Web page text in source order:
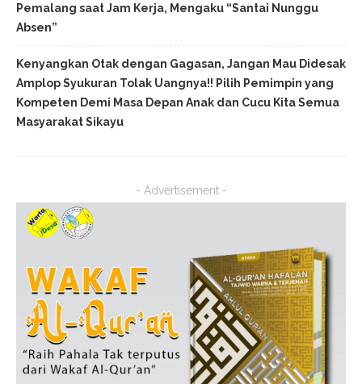
Pemalang saat Jam Kerja, Mengaku “Santai Nunggu
Absen”
Kenyangkan Otak dengan Gagasan, Jangan Mau Didesak
Amplop Syukuran Tolak Uangnya!! Pilih Pemimpin yang
Kompeten Demi Masa Depan Anak dan Cucu Kita Semua
Masyarakat Sikayu
- Advertisement -